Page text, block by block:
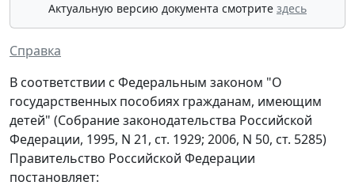
Актуальную версию документа смотрите здесь
Справка
В соответствии с Федеральным законом "О
государственных пособиях гражданам, имеющим
детей" (Собрание законодательства Российской
Федерации, 1995, N 21, ст. 1929; 2006, N 50, ст. 5285)
Правительство Российской Федерации
постановляет: